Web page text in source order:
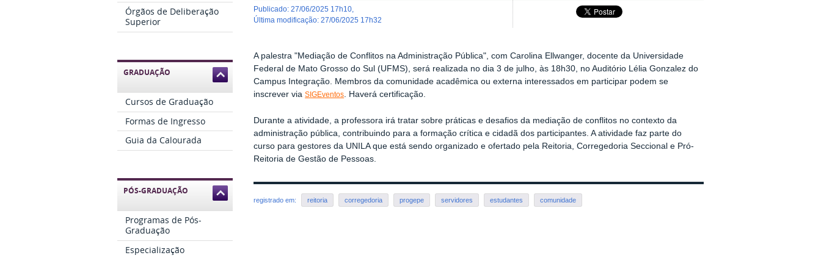
Órgãos de Deliberação
Superior
GRADUAÇÃO
Cursos de Graduação
Formas de Ingresso
Guia da Calourada
PÓS-GRADUAÇÃO
Programas de Pós-
Graduação
Especialização
publicado:27/06/2025 17h10
última modificação:27/06/2025 17h32
A palestra "Mediação de Conflitos na Administração Pública", com Carolina Ellwanger, docente da Universidade
Federal de Mato Grosso do Sul (UFMS), será realizada no dia 3 de julho, às 18h30, no Auditório Lélia Gonzalez do
Campus Integração. Membros da comunidade acadêmica ou externa interessados em participar podem se
inscrever viaSIGEventos . Haverá certificação.
Durante a atividade, a professora irá tratar sobre práticas e desafios da mediação de conflitos no contexto da
administração pública, contribuindo para a formação crítica e cidadã dos participantes. A atividade faz parte do
curso para gestores da UNILA que está sendo organizado e ofertado pela Reitoria, Corregedoria Seccional e Pró-
Reitoria de Gestão de Pessoas.
registrado em: reitoria corregedoria progepe servidores estudantes comunidade